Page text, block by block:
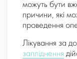
можуть бути
причини, які
проведення
Лікування за
запліднення